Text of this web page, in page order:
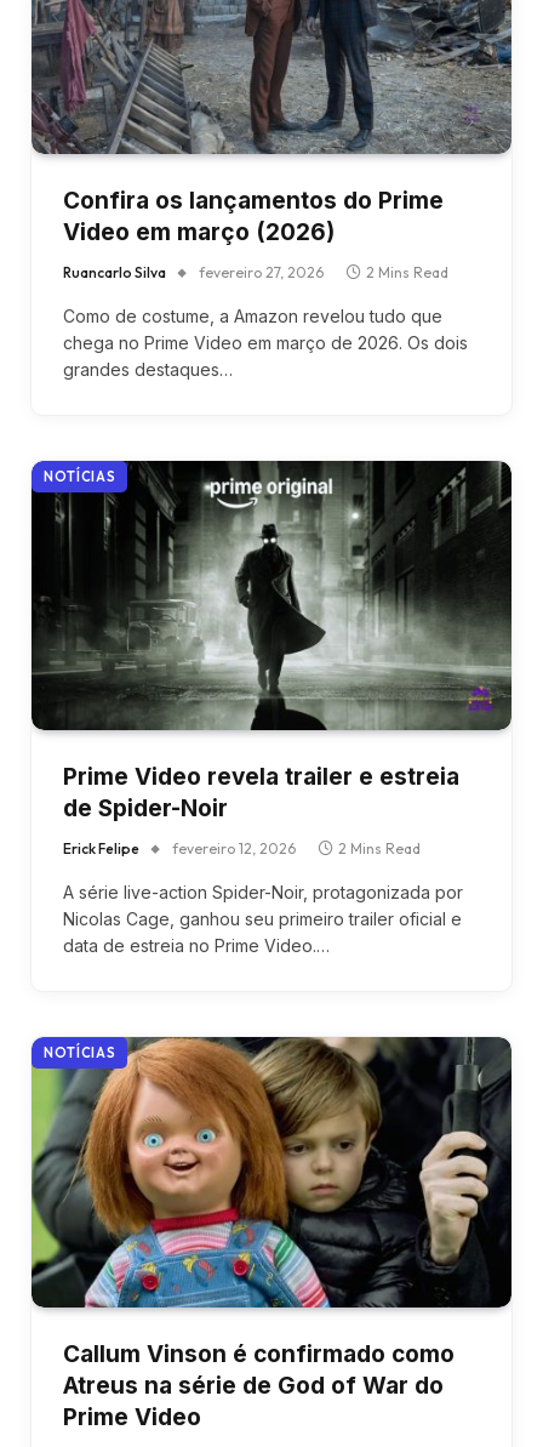
Confira os lançamentos do Prime
Video em março (2026)
Ruancarlo Silva fevereiro 27, 2026 2 Mins Read
Como de costume, a Amazon revelou tudo que
chega no Prime Video em março de 2026. Os dois
grandes destaques…
NOTÍCIAS
Prime Video revela trailer e estreia
de Spider-Noir
Erick Felipe fevereiro 12, 2026 2 Mins Read
A série live-action Spider-Noir, protagonizada por
Nicolas Cage, ganhou seu primeiro trailer oficial e
data de estreia no Prime Video.…
NOTÍCIAS
Callum Vinson é confirmado como
Atreus na série de God of War do
Prime Video